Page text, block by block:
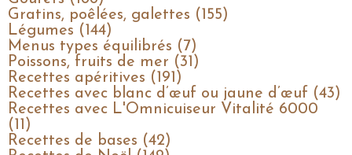
Gratins, poêlées, galettes (155)
Légumes (144)
Menus types équilibrés (7)
Poissons, fruits de mer (31)
Recettes apéritives (191)
Recettes avec blanc d’œuf ou jaune d’œuf (43)
Recettes avec L'Omnicuiseur Vitalité 6000
(11)
Recettes de bases (42)